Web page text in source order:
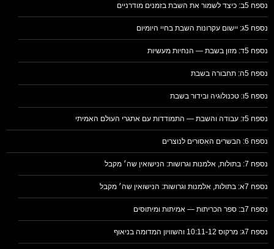
נספח 5ב: כיצד לשמור את השבת בזמנים מודרניים
נספח 5ג: יישום עקרונות השבת בחיי היומיום
נספח 5ד: מזון בשבת — הנחיות מעשיות
נספח 5ה: תחבורה בשבת
נספח 5ו: טכנולוגיה ובידור בשבת
נספח 5ז: עבודה והשבת — התמודדות עם אתגרי העולם האמיתי
נספח 6: הבשרים האסורים לנוצרים
נספח 7: בתולות, אלמנות וגרושות: הנישואין שה׳ מקבל
נספח 7א: בתולות, אלמנות וגרושות: הנישואין שה׳ מקבל
נספח 7ב: ספר הכריתות — אמיתות ומיתוסים
נספח 7ג: מרקוס 10:11-12 והשוויון המדומה בניאוף